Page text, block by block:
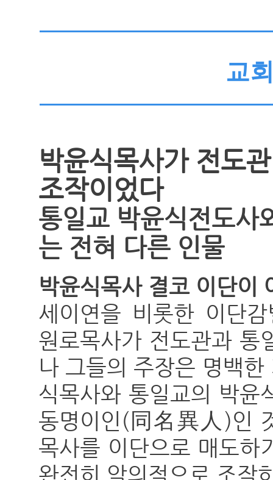
교
박윤식목사가 전도
조작이었다
통일교 박윤식전도사
는 전혀 다른 인물
박윤식목사 결코 이단이
세이연을 비롯한 이단
원로목사가 전도관과 통
나 그들의 주장은 명백
식목사와 통일교의 박윤
동명이인(同名異人)인
목사를 이단으로 매도하
완전히 악의적으로 조작